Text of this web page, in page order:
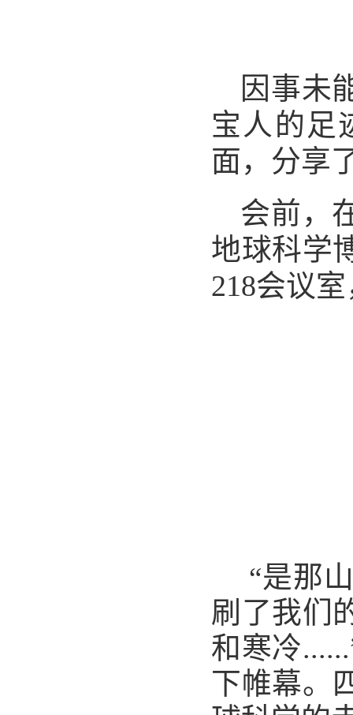
因事未
宝人的足
面， 分享
会前，
地球科学
218会议
“是那
刷了我们
和寒冷
下帷幕。